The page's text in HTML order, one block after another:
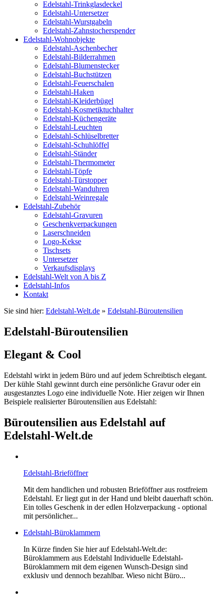
Edelstahl-Trinkglasdeckel
Edelstahl-Untersetzer
Edelstahl-Wurstgabeln
Edelstahl-Zahnstocherspender
Edelstahl-Wohnobjekte
Edelstahl-Aschenbecher
Edelstahl-Bilderrahmen
Edelstahl-Blumenstecker
Edelstahl-Buchstützen
Edelstahl-Feuerschalen
Edelstahl-Haken
Edelstahl-Kleiderbügel
Edelstahl-Kosmetiktuchhalter
Edelstahl-Küchengeräte
Edelstahl-Leuchten
Edelstahl-Schlüselbretter
Edelstahl-Schuhlöffel
Edelstahl-Ständer
Edelstahl-Thermometer
Edelstahl-Töpfe
Edelstahl-Türstopper
Edelstahl-Wanduhren
Edelstahl-Weinregale
Edelstahl-Zubehör
Edelstahl-Gravuren
Geschenkverpackungen
Laserschneiden
Logo-Kekse
Tischsets
Untersetzer
Verkaufsdisplays
Edelstahl-Welt von A bis Z
Edelstahl-Infos
Kontakt
Sie sind hier: Edelstahl-Welt.de » Edelstahl-Büroutensilien
Edelstahl-Büroutensilien
Elegant & Cool
Edelstahl wirkt in jedem Büro und auf jedem Schreibtisch elegant.
Der kühle Stahl gewinnt durch eine persönliche Gravur oder ein
ausgestanztes Logo eine individuelle Note. Hier zeigen wir Ihnen
Beispiele realisierter Büroutensilien aus Edelstahl:
Büroutensilien aus Edelstahl auf
Edelstahl-Welt.de
Edelstahl-Brieföffner
Mit dem handlichen und robusten Brieföffner aus rostfreiem
Edelstahl. Er liegt gut in der Hand und bleibt dauerhaft schön.
Ein tolles Geschenk in der edlen Holzverpackung - optional
mit persönlicher...
Edelstahl-Büroklammern
In Kürze finden Sie hier auf Edelstahl-Welt.de:
Büroklammern aus Edelstahl Individuelle Edelstahl-
Büroklammern mit dem eigenen Wunsch-Design sind
exklusiv und dennoch bezahlbar. Wieso nicht Büro...